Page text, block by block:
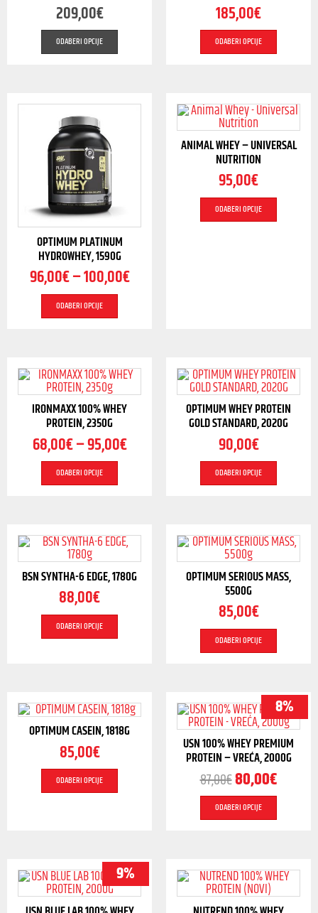
209,00€
ODABERI OPCIJE
185,00€
ODABERI OPCIJE
OPTIMUM PLATINUM
HYDROWHEY, 1590G
96,00€–100,00€
ODABERI OPCIJE
ANIMAL WHEY – UNIVERSAL
NUTRITION
95,00€
ODABERI OPCIJE
IRONMAXX 100% WHEY
PROTEIN, 2350G
68,00€–95,00€
ODABERI OPCIJE
OPTIMUM WHEY PROTEIN
GOLD STANDARD, 2020G
90,00€
ODABERI OPCIJE
BSN SYNTHA-6 EDGE, 1780G
88,00€
ODABERI OPCIJE
OPTIMUM SERIOUS MASS,
5500G
85,00€
ODABERI OPCIJE
OPTIMUM CASEIN, 1818G
85,00€
ODABERI OPCIJE
8%
USN 100% WHEY PREMIUM
PROTEIN – VREĆA, 2000G
87,00€80,00€
ODABERI OPCIJE
9%